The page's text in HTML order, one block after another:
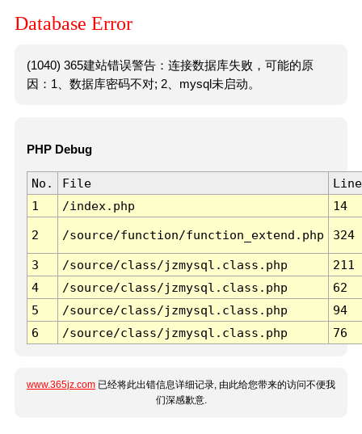
Database Error
(1040) 365建站错误警告：连接数据库失败，可能的原
因：1、数据库密码不对; 2、mysql未启动。
PHP Debug
No. File
Line
1
/index.php 14
2 /source/function/function_extend.php 324
3 /source/class/jzmysql.class.php
211
4
/source/class/jzmysql.class.php
62
5
/source/class/jzmysql.class.php
94
6
/source/class/jzmysql.class.php 76
www.365jz.com 已经将此出错信息详细记录, 由此给您带来的访问不便我
们深感歉意.